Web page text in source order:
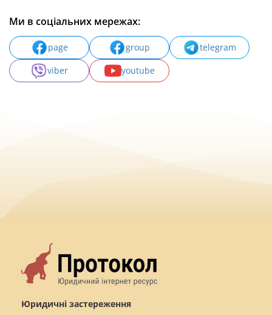
Ми в соціальних мережах:
page group
telegram
viber
youtube
Юридичні застереження